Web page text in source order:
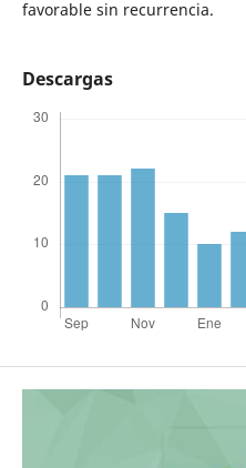
favorable sin recurrencia.
Descargas